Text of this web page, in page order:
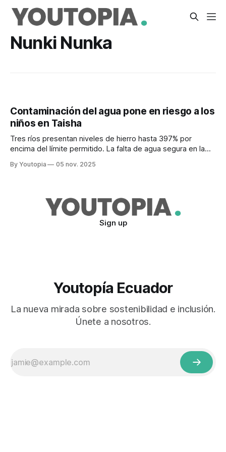
Nunki Nunka
Contaminación del agua pone en riesgo a los
niños en Taisha
Tres ríos presentan niveles de hierro hasta 397% por
encima del límite permitido. La falta de agua segura en la
By Youtopia 05 nov. 2025
Sign up
Youtopía Ecuador
La nueva mirada sobre sostenibilidad e inclusión.
Únete a nosotros.